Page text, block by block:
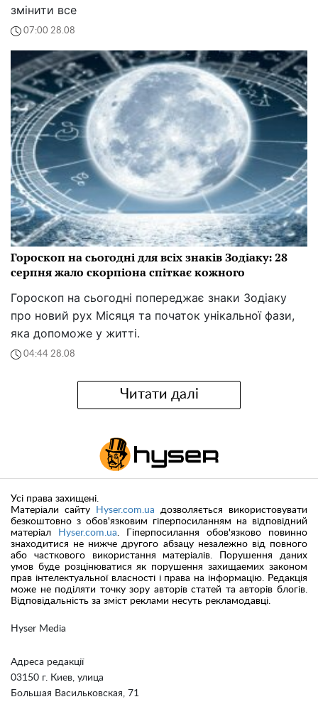
змінити все
07:00 28.08
Гороскоп на сьогодні для всіх знаків Зодіаку: 28
серпня жало скорпіона спіткає кожного
Гороскоп на сьогодні попереджає знаки Зодіаку
про новий рух Місяця та початок унікальної фази,
яка допоможе у житті.
04:44 28.08
Читати далі
Hyser Media
Адреса редакції
03150 г. Киев, улица
Большая Васильковская, 71
Усі права захищені.
Матеріали сайту
Hyser.com.ua дозволяється використовувати
безкоштовно з обов'язковим гіперпосиланням на відповідний
матеріал
Hyser.com.ua . Гіперпосилання обов'язково повинно
знаходитися не нижче другого абзацу незалежно від повного
або часткового використання матеріалів. Порушення даних
умов буде розцінюватися як порушення захищаемих законом
прав інтелектуальної власності і права на інформацію. Редакція
може не поділяти точку зору авторів статей та авторів блогів.
Відповідальність за зміст реклами несуть рекламодавці.